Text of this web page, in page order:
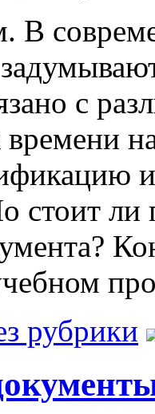
В
с
времени
стоит ли
рубрики